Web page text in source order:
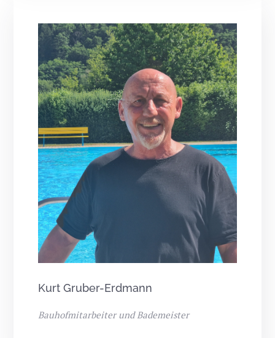
Kurt Gruber-Erdmann
Bauhofmitarbeiter und Bademeister